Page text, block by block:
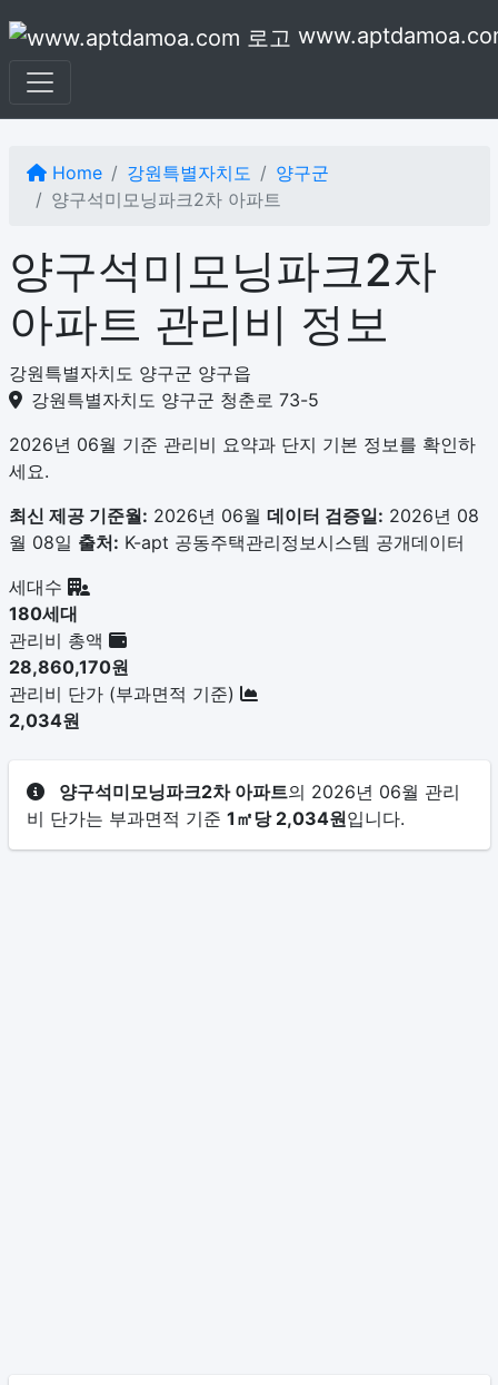
Home 강원특별자치도
양구군
양구석미모닝파크2차 아파트
양구석미모닝파크2차
아파트 관리비 정보
강원특별자치도 양구군 양구읍
강원특별자치도 양구군 청춘로 73-5
2026년 06월 기준 관리비 요약과 단지 기본 정보를 확인하
세요.
최신 제공 기준월: 2026년 06월 데이터 검증일: 2026년 08
월 08일 출처: K-apt 공동주택관리정보시스템 공개데이터
세대수
180세대
관리비 총액
28,860,170원
관리비 단가 (부과면적 기준)
2,034원
양구석미모닝파크2차 아파트의 2026년 06월 관리
비 단가는 부과면적 기준 1㎡당 2,034원입니다.